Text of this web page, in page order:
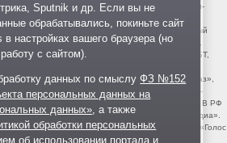
иноагентом), Штабы Навального, «Национал-
Иеговы», «Армия воли народа», «Русский
против нелегальной иммиграции», «Правый
им. Степана Бандеры», «Мизантропик дивижн»,
движение «Артподготовка», движение ЛГБТ,
«Воля», АУЕ, батальоны «Азов» и «Айдар».
запрещены: «Движение Талибан», «Имарат Кавказ»,
Джебхад-ан-Нусра, «АУМ Синрике», «Братья-
исламского Магриба», «Сеть», «Колумбайн». В РФ
«Открытой России», издания «Проект Медиа».
«Дождь», «Медуза», «Важные истории», «Голос
Insider, «Медиазона», ОВД-инфо. Иноагентами
Sputnik и др. Если вы не
обрабатывались, покиньте сайт
настройках вашего браузера (но
с сайтом).
данных по смыслуФЗ №152
персональных данных на
данных» , а также
обработки персональных
об использовании портала и